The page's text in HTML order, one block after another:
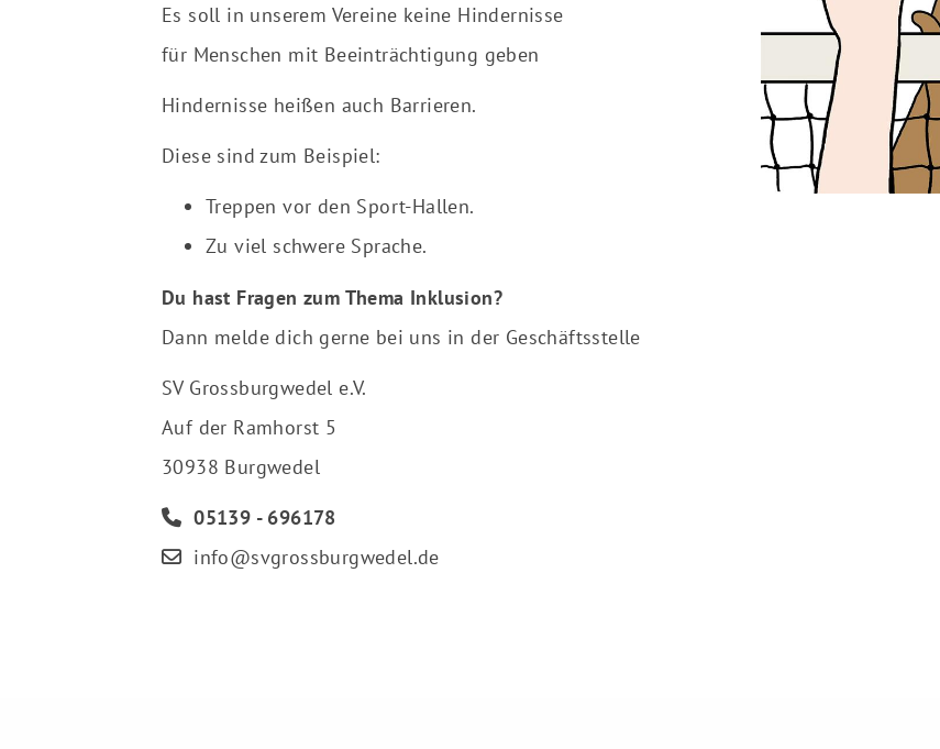
Es soll in unserem Vereine keine Hindernisse
für Menschen mit Beeinträchtigung geben
Hindernisse heißen auch Barrieren.
Diese sind zum Beispiel:
Treppen vor den Sport-Hallen.
Zu viel schwere Sprache.
Du hast Fragen zum Thema Inklusion?
Dann melde dich gerne bei uns in der Geschäftsstelle
SV Grossburgwedel e.V.
Auf der Ramhorst 5
30938 Burgwedel
05139 - 696178
info@svgrossburgwedel.de